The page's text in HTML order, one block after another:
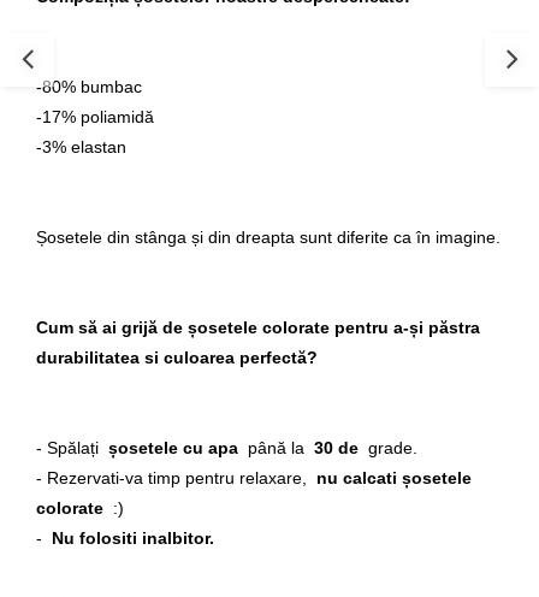
-80% bumbac
-17% poliamidă
-3% elastan
Șosetele din stânga și din dreapta sunt diferite ca în imagine.
Cum să ai grijă de șosetele colorate pentru a-și păstra
durabilitatea si culoarea perfectă?
- Spălați șosetele cu apa până la 30 de grade.
- Rezervati-va timp pentru relaxare, nu calcati șosetele
colorate :)
- Nu folositi inalbitor.